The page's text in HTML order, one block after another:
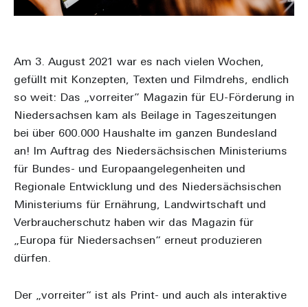
Am 3. August 2021 war es nach vielen Wochen,
gefüllt mit Konzepten, Texten und Filmdrehs, endlich
so weit: Das „vorreiter” Magazin für EU-Förderung in
Niedersachsen kam als Beilage in Tageszeitungen
bei über 600.000 Haushalte im ganzen Bundesland
an! Im Auftrag des Niedersächsischen Ministeriums
für Bundes- und Europaangelegenheiten und
Regionale Entwicklung und des Niedersächsischen
Ministeriums für Ernährung, Landwirtschaft und
Verbraucherschutz haben wir das Magazin für
„Europa für Niedersachsen“ erneut produzieren
dürfen.
Der „vorreiter“ ist als Print- und auch als interaktive